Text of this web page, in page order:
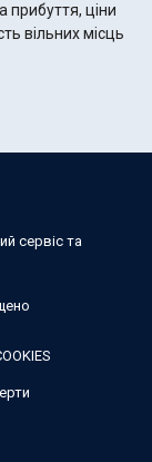
прибуття, ціни
вільних місць
сервіс та